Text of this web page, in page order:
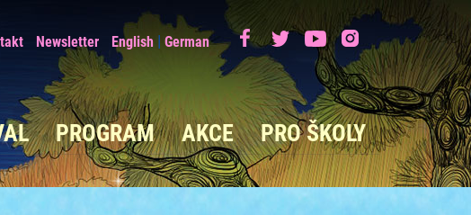
Newsletter English |German
PROGRAM AKCE PRO ŠKOLY